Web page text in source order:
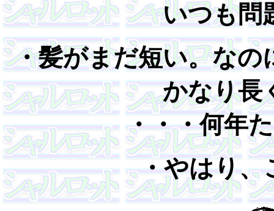
いつも問
・髪がまだ短い。なの
かなり長
・・・何年
・やはり、